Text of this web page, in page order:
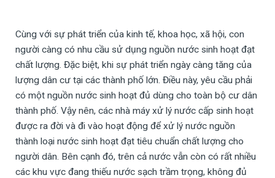
Cùng với sự phát triển của kinh tế, khoa học, xã hội, con
người càng có nhu cầu sử dụng nguồn nước sinh hoạt đạt
chất lượng. Đặc biệt, khi sự phát triển ngày càng tăng của
lượng dân cư tại các thành phố lớn. Điều này, yêu cầu phải
có một nguồn nước sinh hoạt đủ dùng cho toàn bộ cư dân
thành phố. Vậy nên, các nhà máy xử lý nước cấp sinh hoạt
được ra đời và đi vào hoạt động để xử lý nước nguồn
thành loại nước sinh hoạt đạt tiêu chuẩn chất lượng cho
người dân. Bên cạnh đó, trên cả nước vẫn còn có rất nhiều
các khu vực đang thiếu nước sạch trầm trọng, không đủ